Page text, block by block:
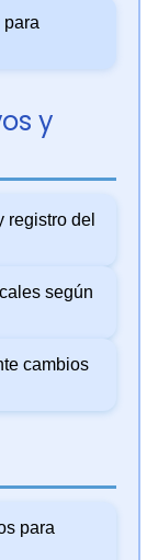
para
y
registro del
según
cambios
para